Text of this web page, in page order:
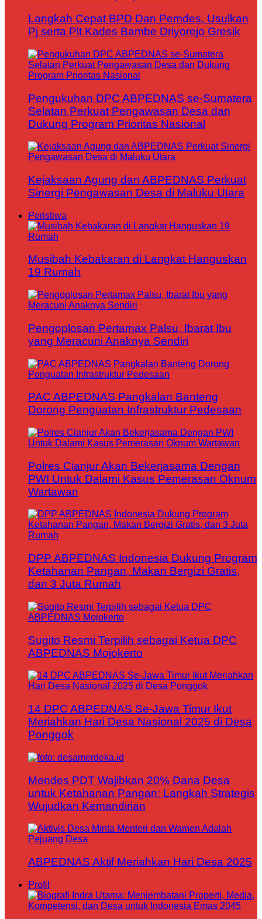
Langkah Cepat BPD Dan Pemdes, Usulkan
Pj serta Plt Kades Bambe Driyorejo Gresik
Pengukuhan DPC ABPEDNAS se-Sumatera
Selatan Perkuat Pengawasan Desa dan
Dukung Program Prioritas Nasional
Kejaksaan Agung dan ABPEDNAS Perkuat
Sinergi Pengawasan Desa di Maluku Utara
Peristiwa
Musibah Kebakaran di Langkat Hanguskan
19 Rumah
Pengoplosan Pertamax Palsu, Ibarat Ibu
yang Meracuni Anaknya Sendiri
PAC ABPEDNAS Pangkalan Banteng
Dorong Penguatan Infrastruktur Pedesaan
Polres Cianjur Akan Bekerjasama Dengan
PWI Untuk Dalami Kasus Pemerasan Oknum
Wartawan
DPP ABPEDNAS Indonesia Dukung Program
Ketahanan Pangan, Makan Bergizi Gratis,
dan 3 Juta Rumah
Sugito Resmi Terpilih sebagai Ketua DPC
ABPEDNAS Mojokerto
14 DPC ABPEDNAS Se-Jawa Timur Ikut
Meriahkan Hari Desa Nasional 2025 di Desa
Ponggok
Mendes PDT Wajibkan 20% Dana Desa
untuk Ketahanan Pangan: Langkah Strategis
Wujudkan Kemandirian
ABPEDNAS Aktif Meriahkan Hari Desa 2025
Profil